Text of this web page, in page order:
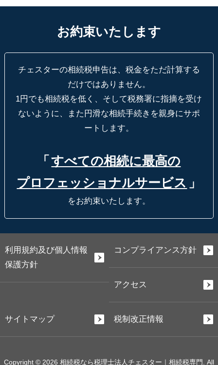
お約束いたします
チェスターの相続税申告は、税金をただ計算する
だけではありません。
1円でも相続税を低く、そして税務署に指摘を受け
ないように、
また円滑な相続手続きを親身にサポ
ートします。
「 すべての相続に最高の
プロフェッショナルサービス 」
をお約束いたします。
利用規約及び個人情報
保護方針
コンプライアンス方針
アクセス
サイトマップ 税制改正情報
Copyright © 2026 相続税なら税理士法人チェスター｜相続税専門. All